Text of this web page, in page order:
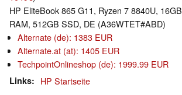
HP EliteBook 865 G11, Ryzen 7 8840U, 16GB
RAM, 512GB SSD, DE (A36WTET#ABD)
Alternate (de): 1383 EUR
Alternate.at (at): 1405 EUR
TechpointOnlineshop (de): 1999.99 EUR
Links HP Startseite